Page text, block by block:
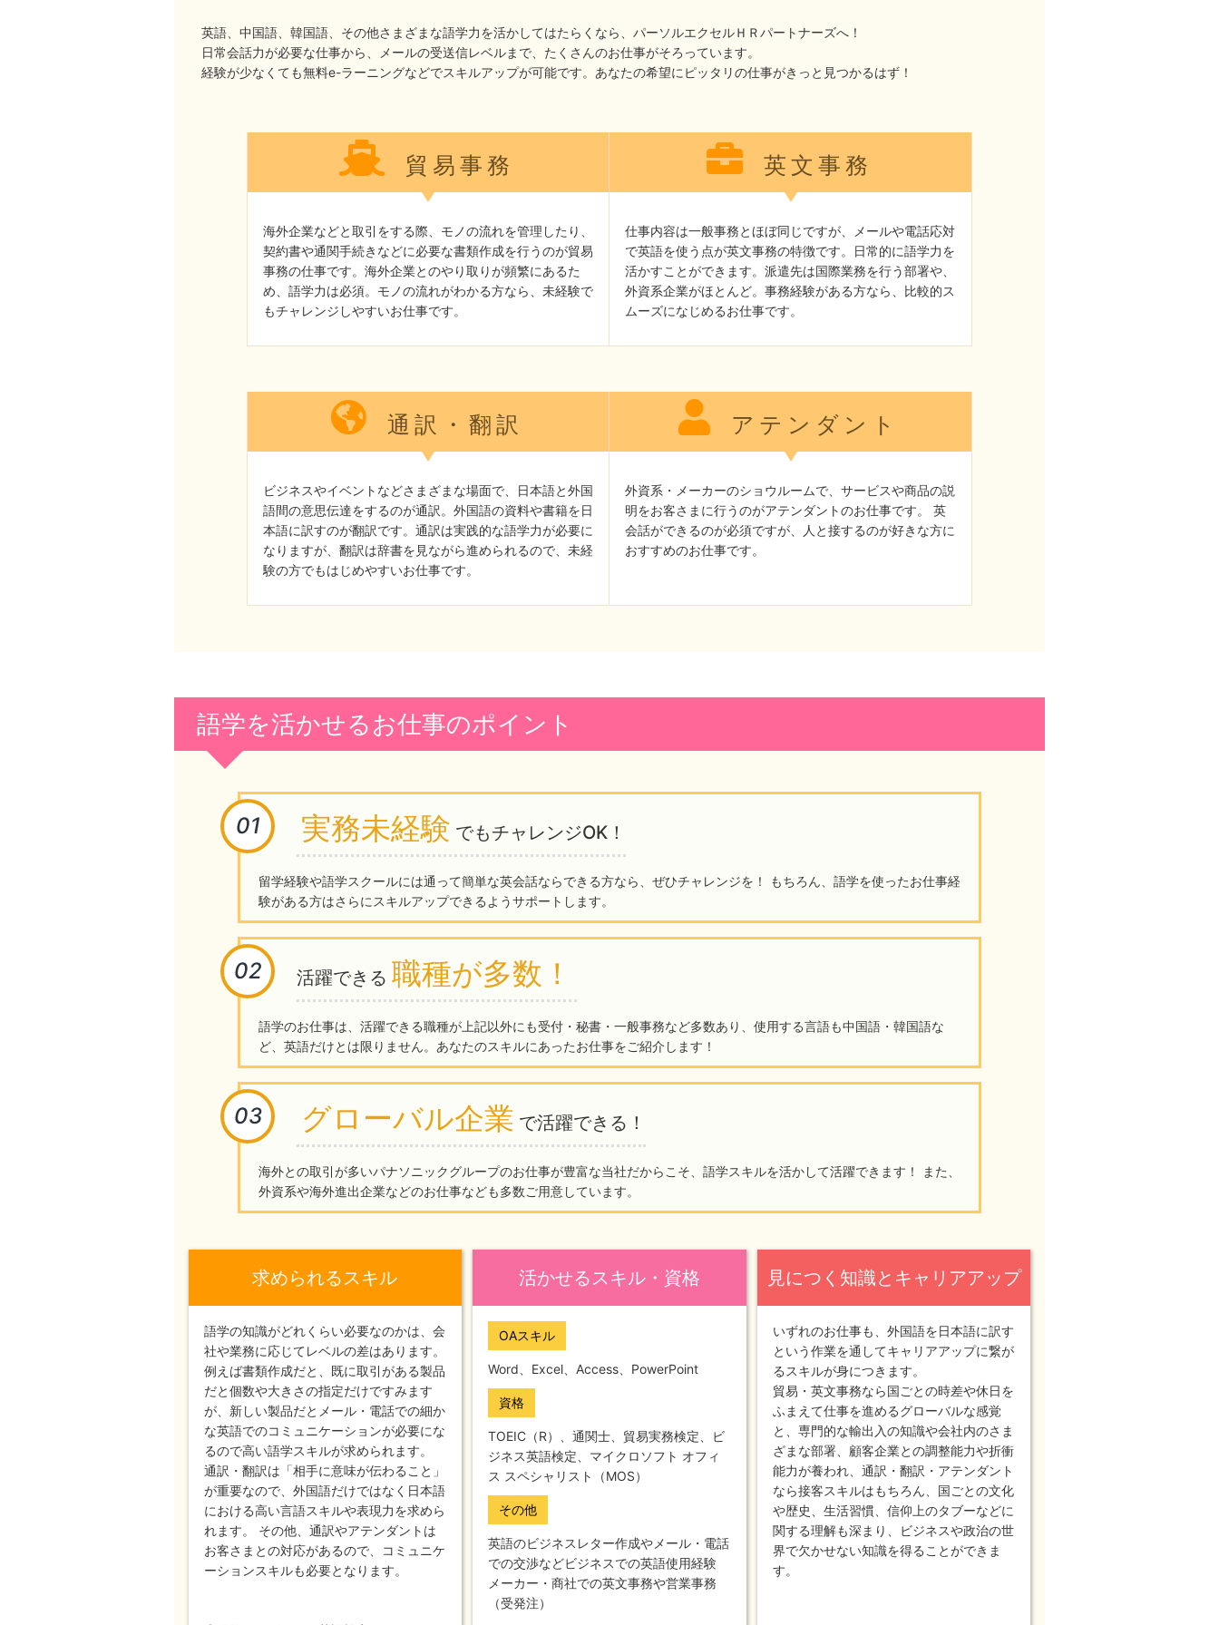
英語、中国語、韓国語、その他さまざまな語学力を活かしてはたらくなら、パーソルエクセルＨＲパートナーズへ！
日常会話力が必要な仕事から、メールの受送信レベルまで、たくさんのお仕事がそろっています。
経験が少なくても無料e-ラーニングなどでスキルアップが可能です。あなたの希望にピッタリの仕事がきっと見つかるはず！
貿易事務
海外企業などと取引をする際、モノの流れを管理したり、
契約書や通関手続きなどに必要な書類作成を行うのが貿易
事務の仕事です。海外企業とのやり取りが頻繁にあるた
め、語学力は必須。モノの流れがわかる方なら、未経験で
もチャレンジしやすいお仕事です。
英文事務
仕事内容は一般事務とほぼ同じですが、メールや電話応対
で英語を使う点が英文事務の特徴です。日常的に語学力を
活かすことができます。派遣先は国際業務を行う部署や、
外資系企業がほとんど。事務経験がある方なら、比較的ス
ムーズになじめるお仕事です。
通訳・翻訳
ビジネスやイベントなどさまざまな場面で、日本語と外国
語間の意思伝達をするのが通訳。外国語の資料や書籍を日
本語に訳すのが翻訳です。通訳は実践的な語学力が必要に
なりますが、翻訳は辞書を見ながら進められるので、未経
験の方でもはじめやすいお仕事です。
アテンダント
外資系・メーカーのショウルームで、サービスや商品の説
明をお客さまに行うのがアテンダントのお仕事です。 英
会話ができるのが必須ですが、人と接するのが好きな方に
おすすめのお仕事です。
語学を活かせるお仕事のポイント
01 実務未経験 でもチャレンジOK！
留学経験や語学スクールには通って簡単な英会話ならできる方なら、ぜひチャレンジを！ もちろん、語学を使ったお仕事経
験がある方はさらにスキルアップできるようサポートします。
02 活躍できる 職種が多数！
語学のお仕事は、活躍できる職種が上記以外にも受付・秘書・一般事務など多数あり、使用する言語も中国語・韓国語な
ど、英語だけとは限りません。あなたのスキルにあったお仕事をご紹介します！
03 グローバル企業 で活躍できる！
海外との取引が多いパナソニックグループのお仕事が豊富な当社だからこそ、語学スキルを活かして活躍できます！ また、
外資系や海外進出企業などのお仕事なども多数ご用意しています。
求められるスキル
語学の知識がどれくらい必要なのかは、会
社や業務に応じてレベルの差はあります。
例えば書類作成だと、既に取引がある製品
だと個数や大きさの指定だけですみます
が、新しい製品だとメール・電話での細か
な英語でのコミュニケーションが必要にな
るので高い語学スキルが求められます。
通訳・翻訳は「相手に意味が伝わること」
が重要なので、外国語だけではなく日本語
における高い言語スキルや表現力を求めら
れます。 その他、通訳やアテンダントは
お客さまとの対応があるので、コミュニケ
ーションスキルも必要となります。
活かせるスキル・資格
OAスキル
Word、Excel、Access、PowerPoint
資格
TOEIC（R）、通関士、貿易実務検定、ビ
ジネス英語検定、マイクロソフト オフィ
ス スペシャリスト（MOS）
その他
英語のビジネスレター作成やメール・電話
での交渉などビジネスでの英語使用経験
メーカー・商社での英文事務や営業事務
（受発注）
見につく知識とキャリアアップ
いずれのお仕事も、外国語を日本語に訳す
という作業を通してキャリアアップに繋が
るスキルが身につきます。
貿易・英文事務なら国ごとの時差や休日を
ふまえて仕事を進めるグローバルな感覚
と、専門的な輸出入の知識や会社内のさま
ざまな部署、顧客企業との調整能力や折衝
能力が養われ、通訳・翻訳・アテンダント
なら接客スキルはもちろん、国ごとの文化
や歴史、生活習慣、信仰上のタブーなどに
関する理解も深まり、ビジネスや政治の世
界で欠かせない知識を得ることができま
す。